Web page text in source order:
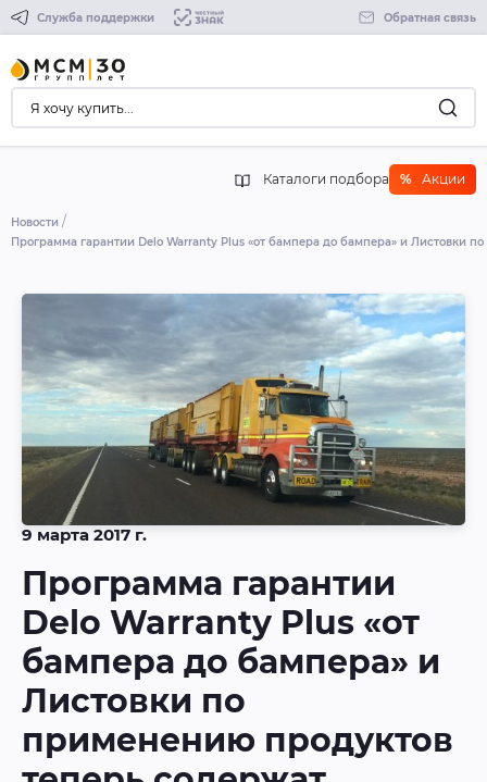
Служба поддержки Обратная связь
Каталоги подбора % Акции
Новости
Программа гарантии Delo Warranty Plus «от бампера до бампера» и Листовки
9 марта 2017 г.
Программа гарантии
Delo Warranty Plus «от
бампера до бампера» и
Листовки по
применению продуктов